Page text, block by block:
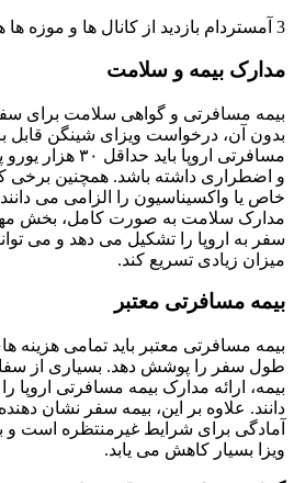
3 آمستردام بازدید از کانال ها و موزه ها هتل رزرو شده
مدارک بیمه و سلامت
بیمه مسافرتی و گواهی سلامت برای
بدون آن، درخواست ویزای شینگن قابل
مسافرتی اروپا
و اضطراری داشته باشد. همچنین
خاص یا واکسیناسیون را الزامی می
مدارک سلامت به صورت کامل، بخش
سفر به اروپا را تشکیل می دهد و می
میزان زیادی تسریع کند.
بیمه مسافرتی معتبر
بیمه مسافرتی معتبر باید تمامی هزینه
طول سفر را پوشش دهد. بسیاری از
بیمه، ارائه مدارک بیمه مسافرتی
دانند. علاوه بر این، بیمه سفر نشان
آمادگی برای شرایط غیرمنتظره است
ویزا بسیار کاهش می یابد.